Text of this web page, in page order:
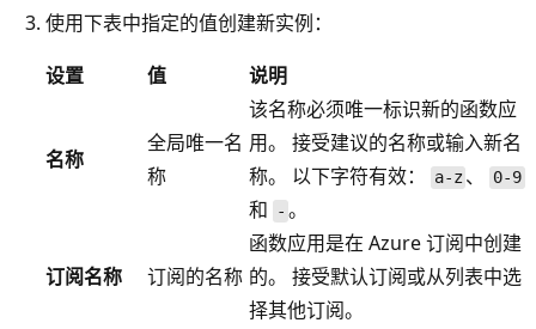
使用下表中指定的值创建新实例：
设置
值 说明
名称
全局唯一名
称
该名称必须唯一标识新的函数应
用。 接受建议的名称或输入新名
称。 以下字符有效：
a-z 、 0-9
和 - 。
订阅名称 订阅的名称
函数应用是在 Azure 订阅中创建
的。 接受默认订阅或从列表中选
择其他订阅。